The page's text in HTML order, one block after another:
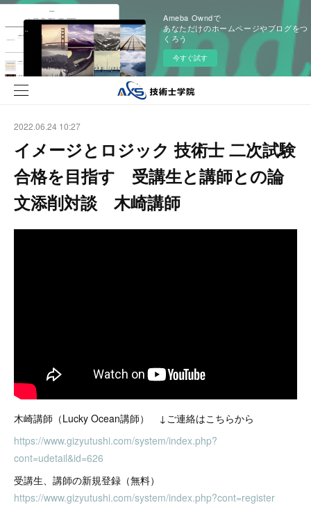
Ameba Owndで
あなただけのホームページやブログをつ
くろう
今すぐ試す
2022.06.24 10:27
イメージとロジック 技術士 二次試験
合格を目指す 受講生と講師との論
文添削対談 木崎講師
木崎講師（Lucky Ocean講師） ↓ご連絡はこちらから
https://www.gizyutushi.com/system/index.php?
cont=udetail&id=626
受講生、講師の新規登録（無料）
https://www.gizyutushi.com/system/index.php?cont=register